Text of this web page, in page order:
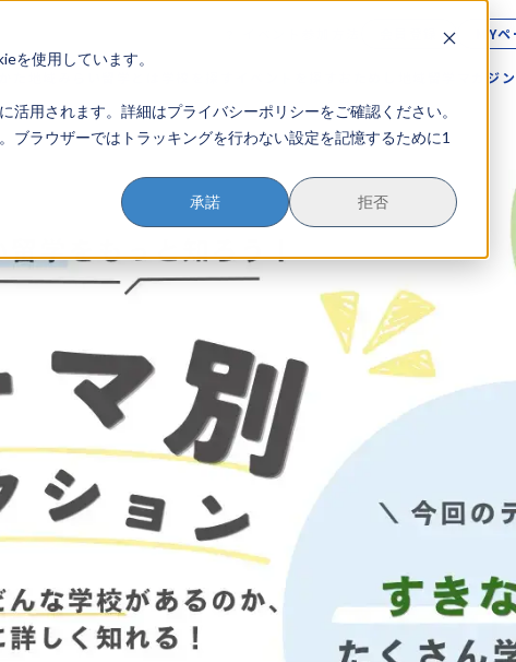
を使用しています。
用されます。詳細はプライバシーポリシーをご確認ください。
ラウザーではトラッキングを行わない設定を記憶するために1
承諾 拒否
MY
マガジン